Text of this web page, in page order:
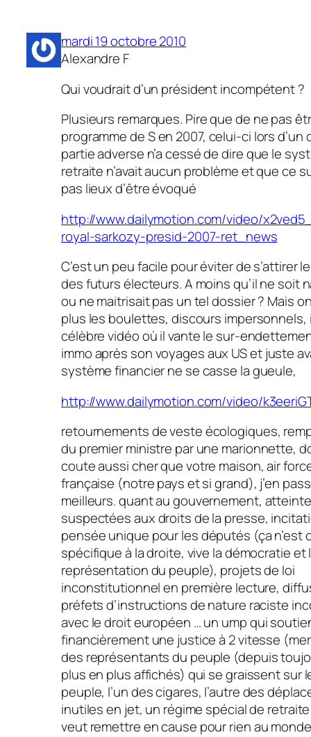
mardi 19 octobre 2010
Alexandre F
Qui voudrait d’un président incompétent ?
Plusieurs remarques. Pire que de ne pas
programme de S en 2007, celui-ci lors d’un
partie adverse n’a cessé de dire que le
retraite n’avait aucun problème et que ce
pas lieux d’être évoqué
http://www.dailymotion.com/video/
royal-sarkozy-presid-2007-ret_news
C’est un peu facile pour éviter de s’attirer
des futurs électeurs. A moins qu’il ne soit
ou ne maitrisait pas un tel dossier ? Mais
plus les boulettes, discours impersonnels,
célèbre vidéo où il vante le sur-
immo après son voyages aux US et juste
système financier ne se casse la gueule,
http://www.dailymotion.com/video/
retournements de veste écologiques,
du premier ministre par une marionnette,
coute aussi cher que votre maison, air
française (notre pays et si grand), j’en
meilleurs. quant au gouvernement,
suspectées aux droits de la presse,
pensée unique pour les députés (ça n’est
spécifique à la droite, vive la démocratie et
représentation du peuple), projets de loi
inconstitutionnel en première lecture,
préfets d’instructions de nature raciste
avec le droit européen … un ump qui
financièrement une justice à 2 vitesse
des représentants du peuple (depuis
plus en plus affichés) qui se graissent sur
peuple, l’un des cigares, l’autre des
inutiles en jet, un régime spécial de retraite
veut remettre en cause pour rien au